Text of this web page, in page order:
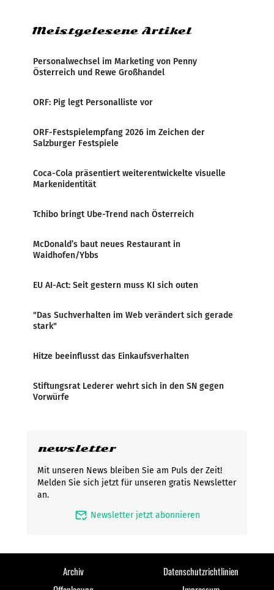
Meistgelesene Artikel
Personalwechsel im Marketing von Penny
Österreich und Rewe Großhandel
ORF: Pig legt Personalliste vor
ORF-Festspielempfang 2026 im Zeichen der
Salzburger Festspiele
Coca-Cola präsentiert weiterentwickelte visuelle
Markenidentität
Tchibo bringt Ube-Trend nach Österreich
McDonald’s baut neues Restaurant in
Waidhofen/Ybbs
EU AI-Act: Seit gestern muss KI sich outen
"Das Suchverhalten im Web verändert sich gerade
stark"
Hitze beeinflusst das Einkaufsverhalten
Stiftungsrat Lederer wehrt sich in den SN gegen
Vorwürfe
newsletter
Mit unseren News bleiben Sie am Puls der Zeit!
Melden Sie sich jetzt für unseren gratis Newsletter
an.
mark_email_read Newsletter jetzt abonnieren
Archiv
Datenschutzrichtlinien